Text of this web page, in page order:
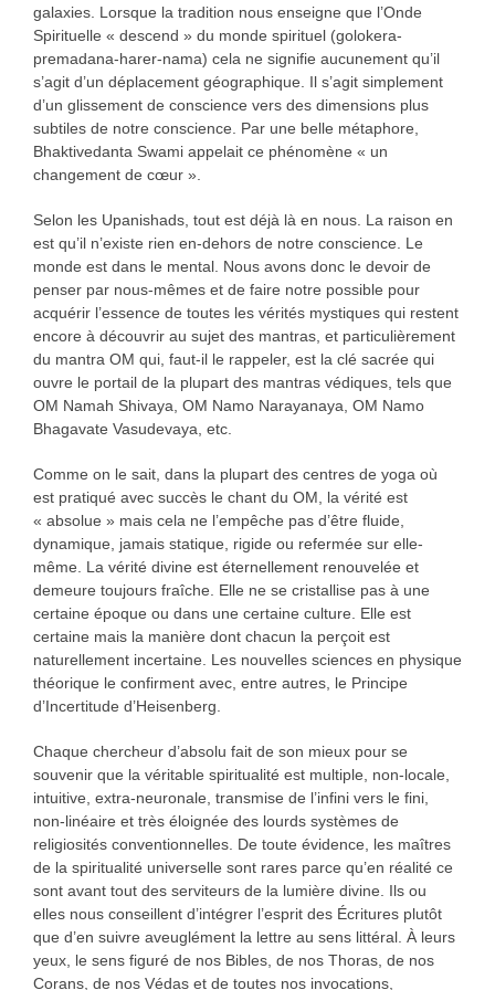
galaxies. Lorsque la tradition nous enseigne que l’Onde
Spirituelle « descend » du monde spirituel (golokera-
premadana-harer-nama) cela ne signifie aucunement qu’il
s’agit d’un déplacement géographique. Il s’agit simplement
d’un glissement de conscience vers des dimensions plus
subtiles de notre conscience. Par une belle métaphore,
Bhaktivedanta Swami appelait ce phénomène « un
changement de cœur ».
Selon les Upanishads, tout est déjà là en nous. La raison en
est qu’il n’existe rien en-dehors de notre conscience. Le
monde est dans le mental. Nous avons donc le devoir de
penser par nous-mêmes et de faire notre possible pour
acquérir l’essence de toutes les vérités mystiques qui restent
encore à découvrir au sujet des mantras, et particulièrement
du mantra OM qui, faut-il le rappeler, est la clé sacrée qui
ouvre le portail de la plupart des mantras védiques, tels que
OM Namah Shivaya, OM Namo Narayanaya, OM Namo
Bhagavate Vasudevaya, etc.
Comme on le sait, dans la plupart des centres de yoga où
est pratiqué avec succès le chant du OM, la vérité est
« absolue » mais cela ne l’empêche pas d’être fluide,
dynamique, jamais statique, rigide ou refermée sur elle-
même. La vérité divine est éternellement renouvelée et
demeure toujours fraîche. Elle ne se cristallise pas à une
certaine époque ou dans une certaine culture. Elle est
certaine mais la manière dont chacun la perçoit est
naturellement incertaine. Les nouvelles sciences en physique
théorique le confirment avec, entre autres, le Principe
d’Incertitude d’Heisenberg.
Chaque chercheur d’absolu fait de son mieux pour se
souvenir que la véritable spiritualité est multiple, non-locale,
intuitive, extra-neuronale, transmise de l’infini vers le fini,
non-linéaire et très éloignée des lourds systèmes de
religiosités conventionnelles. De toute évidence, les maîtres
de la spiritualité universelle sont rares parce qu’en réalité ce
sont avant tout des serviteurs de la lumière divine. Ils ou
elles nous conseillent d’intégrer l’esprit des Écritures plutôt
que d’en suivre aveuglément la lettre au sens littéral. À leurs
yeux, le sens figuré de nos Bibles, de nos Thoras, de nos
Corans, de nos Védas et de toutes nos invocations,